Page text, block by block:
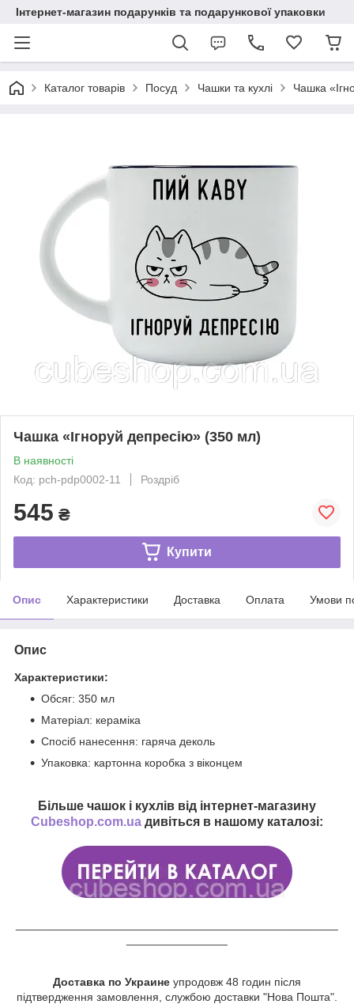
Інтернет-магазин подарунків та подарункової упаковки
Каталог товарів Посуд Чашки та кухлі Чашка
Чашка «Ігноруй депресію» (350 мл)
В наявності
Код: pch-pdp0002-11
Роздріб
545 ₴
Купити
Опис Характеристики Доставка Оплата Умови
Опис
Характеристики:
Обсяг: 350 мл
Матеріал: кераміка
Спосіб нанесення: гаряча деколь
Упаковка: картонна коробка з віконцем
Більше чашок і кухлів від інтернет-магазину
Cubeshop.com.ua дивіться в нашому каталозі:
Доставка по Украине упродовж 48 годин після
підтвердження замовлення, службою доставки "Нова Пошта".